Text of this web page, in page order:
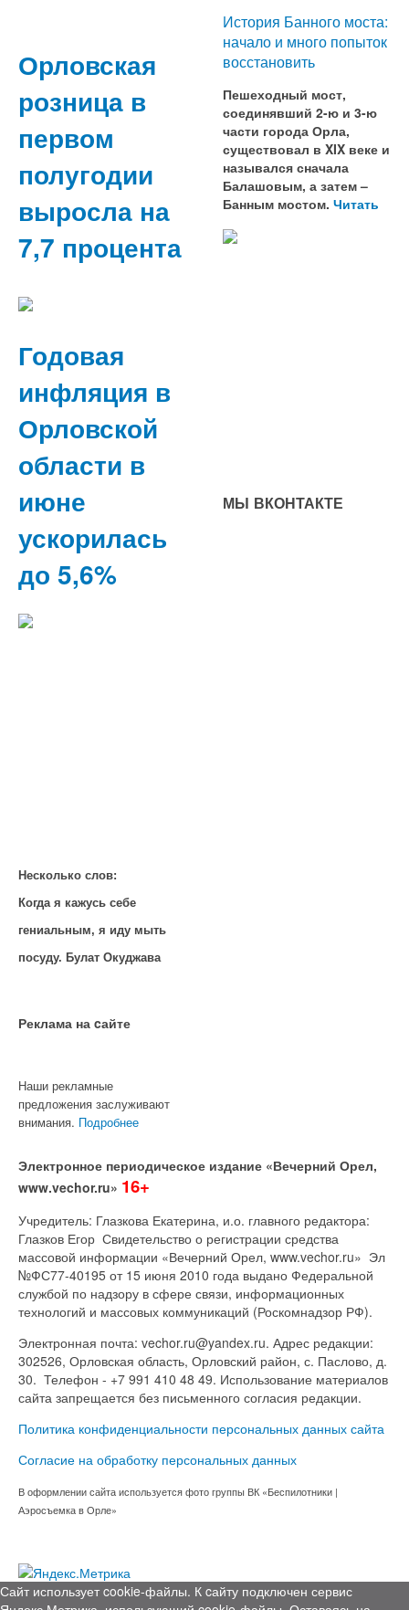
Орловская
розница в
первом
полугодии
выросла на
7,7 процента
Годовая
инфляция в
Орловской
области в
июне
ускорилась
до 5,6%
Несколько слов:
Когда я кажусь себе
гениальным, я иду мыть
посуду. Булат Окуджава
Реклама на cайте
Наши рекламные
предложения заслуживают
внимания. Подробнее
История Банного моста:
начало и много попыток
восстановить
Пешеходный мост,
соединявший 2-ю и 3-ю
части города Орла,
существовал в XIX веке и
назывался сначала
Балашовым, а затем –
Банным мостом. Читать
МЫ ВКОНТАКТЕ
Электронное периодическое издание «Вечерний Орел,
www.vechor.ru» 16+
Учредитель: Глазкова Екатерина, и.о. главного редактора:
Глазков Егор Свидетельство о регистрации средства
массовой информации «Вечерний Орел, www.vechor.ru» Эл
№ФС77-40195 от 15 июня 2010 года выдано Федеральной
службой по надзору в сфере связи, информационных
технологий и массовых коммуникаций (Роскомнадзор РФ).
Электронная почта: vechor.ru@yandex.ru. Адрес редакции:
302526, Орловская область, Орловский район, с. Паслово, д.
30. Телефон - +7 991 410 48 49. Использование материалов
сайта запрещается без письменного согласия редакции.
Политика конфиденциальности персональных данных сайта
Согласие на обработку персональных данных
В оформлении сайта используется фото группы ВК «Беспилотники |
Аэросъемка в Орле»
Сайт использует cookie-файлы. К cайту подключен сервис